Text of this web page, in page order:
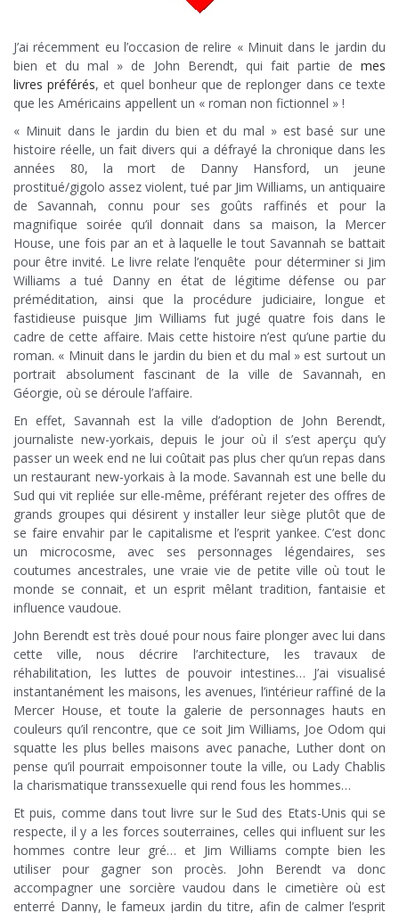
J’ai récemment eu l’occasion de relire « Minuit dans le jardin du
bien et du mal » de John Berendt, qui fait partie de mes
livres préférés, et quel bonheur que de replonger dans ce texte
que les Américains appellent un « roman non fictionnel » !
« Minuit dans le jardin du bien et du mal » est basé sur une
histoire réelle, un fait divers qui a défrayé la chronique dans les
années 80, la mort de Danny Hansford, un jeune
prostitué/gigolo assez violent, tué par Jim Williams, un antiquaire
de Savannah, connu pour ses goûts raffinés et pour la
magnifique soirée qu’il donnait dans sa maison, la Mercer
House, une fois par an et à laquelle le tout Savannah se battait
pour être invité. Le livre relate l’enquête pour déterminer si Jim
Williams a tué Danny en état de légitime défense ou par
préméditation, ainsi que la procédure judiciaire, longue et
fastidieuse puisque Jim Williams fut jugé quatre fois dans le
cadre de cette affaire. Mais cette histoire n’est qu’une partie du
roman. « Minuit dans le jardin du bien et du mal » est surtout un
portrait absolument fascinant de la ville de Savannah, en
Géorgie, où se déroule l’affaire.
En effet, Savannah est la ville d’adoption de John Berendt,
journaliste new-yorkais, depuis le jour où il s’est aperçu qu’y
passer un week end ne lui coûtait pas plus cher qu’un repas dans
un restaurant new-yorkais à la mode. Savannah est une belle du
Sud qui vit repliée sur elle-même, préférant rejeter des offres de
grands groupes qui désirent y installer leur siège plutôt que de
se faire envahir par le capitalisme et l’esprit yankee. C’est donc
un microcosme, avec ses personnages légendaires, ses
coutumes ancestrales, une vraie vie de petite ville où tout le
monde se connait, et un esprit mêlant tradition, fantaisie et
influence vaudoue.
John Berendt est très doué pour nous faire plonger avec lui dans
cette ville, nous décrire l’architecture, les travaux de
réhabilitation, les luttes de pouvoir intestines… J’ai visualisé
instantanément les maisons, les avenues, l’intérieur raffiné de la
Mercer House, et toute la galerie de personnages hauts en
couleurs qu’il rencontre, que ce soit Jim Williams, Joe Odom qui
squatte les plus belles maisons avec panache, Luther dont on
pense qu’il pourrait empoisonner toute la ville, ou Lady Chablis
la charismatique transsexuelle qui rend fous les hommes…
Et puis, comme dans tout livre sur le Sud des Etats-Unis qui se
respecte, il y a les forces souterraines, celles qui influent sur les
hommes contre leur gré… et Jim Williams compte bien les
utiliser pour gagner son procès. John Berendt va donc
accompagner une sorcière vaudou dans le cimetière où est
enterré Danny, le fameux jardin du titre, afin de calmer l’esprit